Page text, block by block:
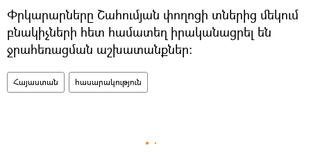
Փրկարարները Շահումյան փողոցի տներից մեկում
բնակիչների հետ համատեղ իրականացրել են
ջրահեռացման աշխատանքներ:
Հայաստան հասարակություն